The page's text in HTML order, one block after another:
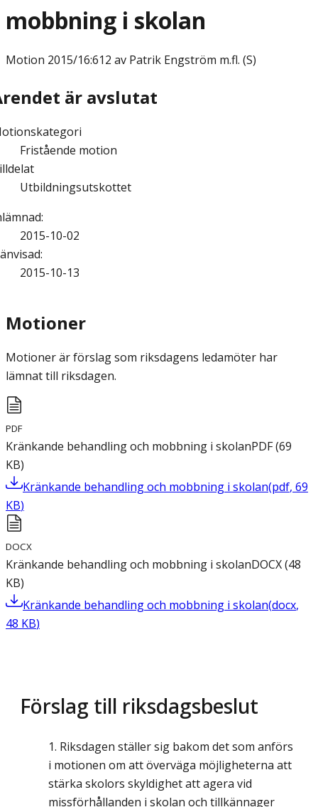
mobbning i skolan
Motion 2015/16:612 av Patrik Engström m.fl. (S)
är avslutat
Fristående motion
Utbildningsutskottet
:
2015-10-02
:
2015-10-13
Motioner
Motioner är förslag som riksdagens ledamöter har
lämnat till riksdagen.
PDF
Kränkande behandling och mobbning i skolanPDF(69
KB)
Kränkande behandling och mobbning i skolan(pdf, 69
KB)
DOCX
Kränkande behandling och mobbning i skolanDOCX(48
KB)
Kränkande behandling och mobbning i skolan(docx,
48 KB)
Förslag till riksdagsbeslut
Riksdagen ställer sig bakom det som anförs
i motionen om att överväga möjligheterna att
stärka skolors skyldighet att agera vid
missförhållanden i skolan och tillkännager